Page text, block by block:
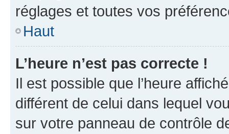
réglages et toutes vos
Haut
L’heure n’est pas correcte !
Il est possible que l’heure
différent de celui dans lequel
sur votre panneau de contrôle